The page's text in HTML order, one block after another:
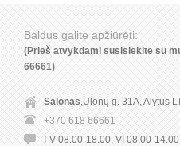
Baldus galite apžiūrėti:
(Prieš atvykdami susisiekite su
66661)
Salonas ,Ulonų g. 31A, Alytus
+370 618 66661
I-V 08.00-18.00, VI 08.00-14.00